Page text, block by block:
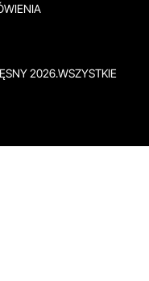
2026.WSZYSTKIE